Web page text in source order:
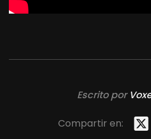
Escrito por
Compartir en: